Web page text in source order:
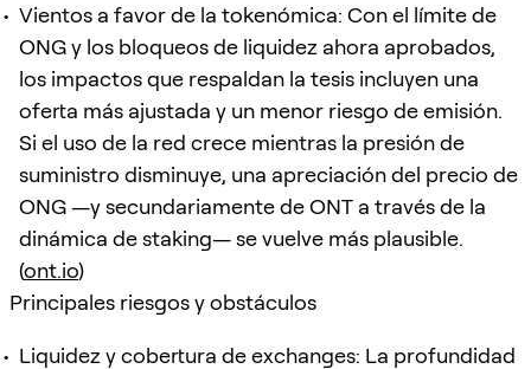
Vientos a favor de la tokenómica: Con el límite de
ONG y los bloqueos de liquidez ahora aprobados,
los impactos que respaldan la tesis incluyen una
oferta más ajustada y un menor riesgo de emisión.
Si el uso de la red crece mientras la presión de
suministro disminuye, una apreciación del precio de
ONG —y secundariamente de ONT a través de la
dinámica de staking— se vuelve más plausible.
(ont.io)
Principales riesgos y obstáculos
Liquidez y cobertura de exchanges: La profundidad